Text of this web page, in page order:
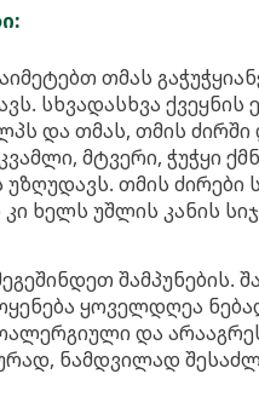
თმას
სხვადასხვა
და თმას, თმის
მტვერი, ჭუჭყი
უზღუდავს. თმის
ხელს უშლის კანის
შამპუნების.
ყოველდღეა
და
ნამდვილად